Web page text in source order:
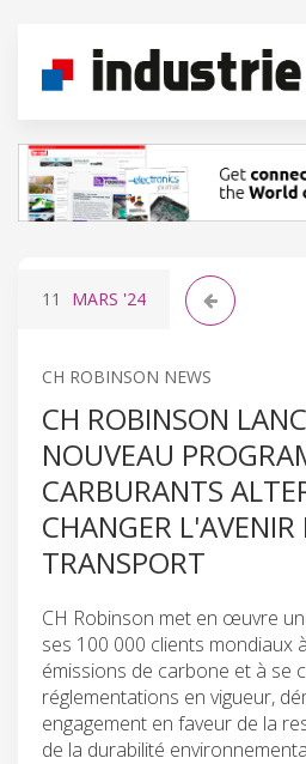
11 MARS '24
CH ROBINSON NEWS
CH ROBINSON
NOUVEAU
CARBURANTS
CHANGER L'AVENIR
TRANSPORT
CH Robinson met en œuvre
ses 100 000 clients mondiaux
émissions de carbone et à se
réglementations en vigueur,
engagement en faveur de la
de la durabilité